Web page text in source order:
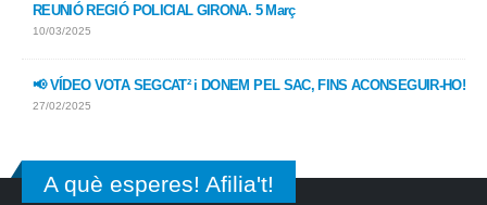
REUNIÓ REGIÓ POLICIAL GIRONA. 5 Març
10/03/2025
📢 VÍDEO VOTA SEGCAT² i DONEM PEL SAC, FINS ACONSEGUIR-HO!
27/02/2025
A què esperes! Afilia't!